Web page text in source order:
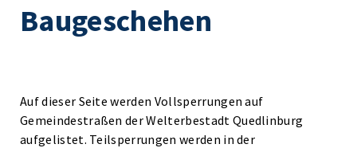
Baugeschehen
Auf dieser Seite werden Vollsperrungen auf
Gemeindestraßen der Welterbestadt Quedlinburg
aufgelistet. Teilsperrungen werden in der